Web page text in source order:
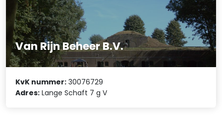
Van Rijn Beheer B.V.
KvK nummer: 30076729
Adres: Lange Schaft 7 g V